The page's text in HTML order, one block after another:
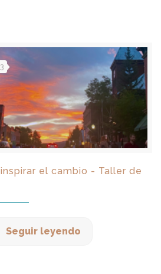
el cambio - Taller de
Seguir leyendo